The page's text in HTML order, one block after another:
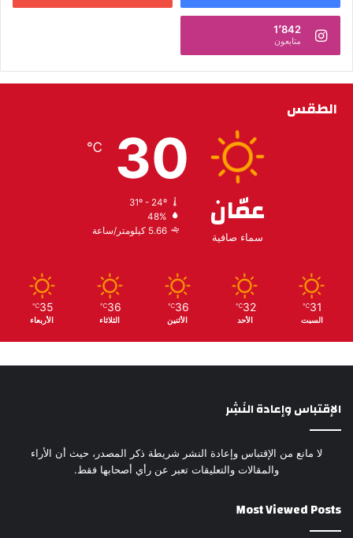
1٬842
متابعون
الطقس
عمّان
سماء صافية
30
℃
31º - 24º
48%
5.66 كيلومتر/ساعة
31
℃
السبت
32
℃
الأحد
36
℃
الأثنين
36
℃
الثلاثاء
35
℃
الأربعاء
الإقتباس وإعادة النَشِر
لا مانع من الإقتباس وإعادة النشر شريطة ذكر المصدر، حيث أن الأراء
والمقالات والتعليقات تعبر عن رأي أصحابها فقط.
Most Viewed Posts